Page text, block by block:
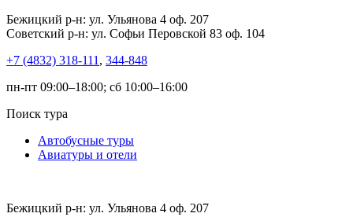
Бежицкий р-н: ул. Ульянова 4 оф. 207
Советский р-н: ул. Софьи Перовской 83 оф. 104
+7 (4832) 318-111 , 344-848
пн-пт 09:00–18:00; сб 10:00–16:00
Поиск тура
Автобусные туры
Авиатуры и отели
Бежицкий р-н: ул. Ульянова 4 оф. 207